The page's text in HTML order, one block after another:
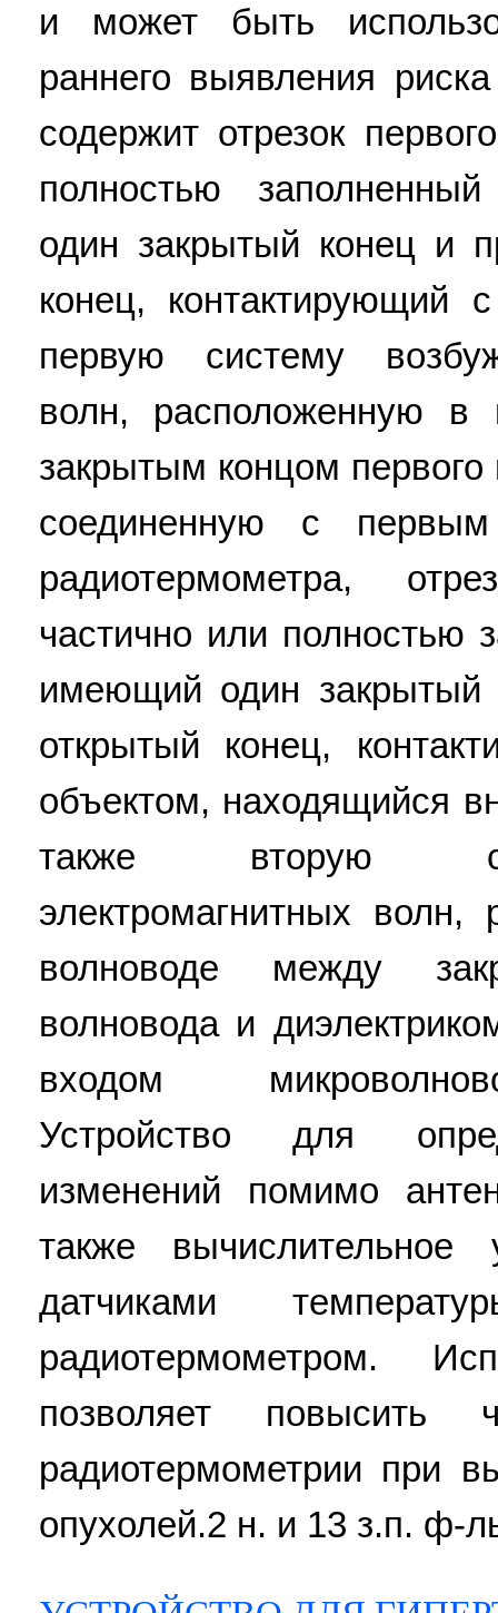
и может быть
раннего выявления
содержит отрезок
полностью
один закрытый конец и
конец, контактирующий
первую систему
волн, расположенную в
закрытым концом
соединенную с первым
радиотермометра,
частично или полностью
имеющий один закрытый
открытый конец,
объектом, находящийся
также вторую
электромагнитных
волноводе между
волновода и
входом
Устройство для
изменений помимо
также вычислительное
датчиками
радиотермометром.
позволяет повысить
радиотермометрии при
опухолей.2 н. и 13 з.п. ф-